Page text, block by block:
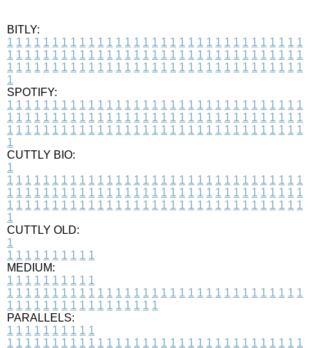
BITLY:
1 1 1 1 1 1 1 1 1 1 1 1 1 1 1 1 1 1 1 1 1 1 1 1 1 1 1 1 1 1 1 1 1
1 1 1 1 1 1 1 1 1 1 1 1 1 1 1 1 1 1 1 1 1 1 1 1 1 1 1 1 1 1 1 1 1
1 1 1 1 1 1 1 1 1 1 1 1 1 1 1 1 1 1 1 1 1 1 1 1 1 1 1 1 1 1 1 1 1
1
SPOTIFY:
1 1 1 1 1 1 1 1 1 1 1 1 1 1 1 1 1 1 1 1 1 1 1 1 1 1 1 1 1 1 1 1 1
1 1 1 1 1 1 1 1 1 1 1 1 1 1 1 1 1 1 1 1 1 1 1 1 1 1 1 1 1 1 1 1 1
1 1 1 1 1 1 1 1 1 1 1 1 1 1 1 1 1 1 1 1 1 1 1 1 1 1 1 1 1 1 1 1 1
1
CUTTLY BIO:
1
1 1 1 1 1 1 1 1 1 1 1 1 1 1 1 1 1 1 1 1 1 1 1 1 1 1 1 1 1 1 1 1 1
1 1 1 1 1 1 1 1 1 1 1 1 1 1 1 1 1 1 1 1 1 1 1 1 1 1 1 1 1 1 1 1 1
1 1 1 1 1 1 1 1 1 1 1 1 1 1 1 1 1 1 1 1 1 1 1 1 1 1 1 1 1 1 1 1 1
1
CUTTLY OLD:
1
1 1 1 1 1 1 1 1 1 1
MEDIUM:
1 1 1 1 1 1 1 1 1 1
1 1 1 1 1 1 1 1 1 1 1 1 1 1 1 1 1 1 1 1 1 1 1 1 1 1 1 1 1 1 1 1 1
1 1 1 1 1 1 1 1 1 1 1 1 1 1 1 1 1
PARALLELS:
1 1 1 1 1 1 1 1 1 1
1 1 1 1 1 1 1 1 1 1 1 1 1 1 1 1 1 1 1 1 1 1 1 1 1 1 1 1 1 1 1 1 1